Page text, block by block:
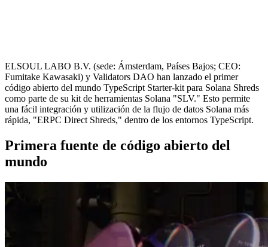
ELSOUL LABO B.V. (sede: Ámsterdam, Países Bajos; CEO:
Fumitake Kawasaki) y Validators DAO han lanzado el primer
código abierto del mundo TypeScript Starter-kit para Solana Shreds
como parte de su kit de herramientas Solana "SLV." Esto permite
una fácil integración y utilización de la flujo de datos Solana más
rápida, "ERPC Direct Shreds," dentro de los entornos TypeScript.
Primera fuente de código abierto del
mundo